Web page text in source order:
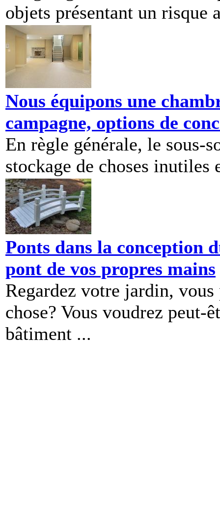
objets présentant un risque
Nous équipons une
campagne, options de
En règle générale, le sous-
stockage de choses inutiles
Ponts dans la conception
pont de vos propres mains
Regardez votre jardin,
chose? Vous voudrez peut-
bâtiment ...